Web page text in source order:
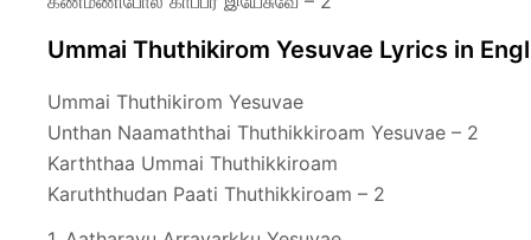
Ummai Thuthikirom Yesuvae Lyrics in
Ummai Thuthikirom Yesuvae
Unthan Naamaththai Thuthikkiroam Yesuvae – 2
Karththaa Ummai Thuthikkiroam
Karuththudan Paati Thuthikkiroam – 2